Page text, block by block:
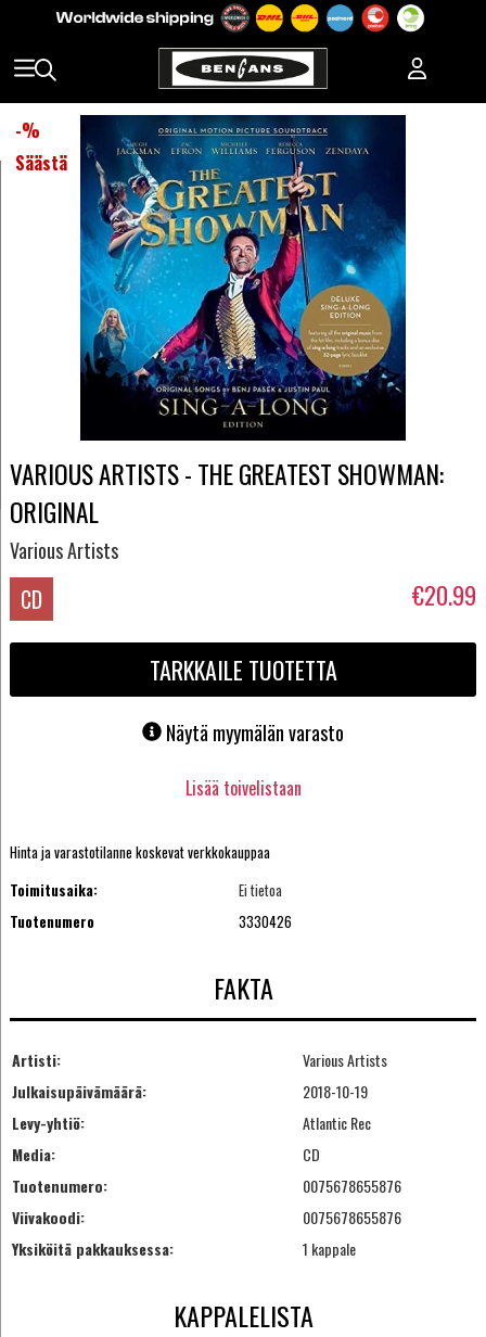
-%
Säästä
VARIOUS ARTISTS - THE GREATEST SHOWMAN:
ORIGINAL
Various Artists
CD €20.99
TARKKAILE TUOTETTA
Näytä myymälän varasto
Lisää toivelistaan
Hinta ja varastotilanne koskevat verkkokauppaa
Toimitusaika:
Ei tietoa
Tuotenumero
3330426
FAKTA
Artisti:
Various Artists
Julkaisupäivämäärä:
2018-10-19
Levy-yhtiö:
Atlantic Rec
Media:
CD
Tuotenumero:
0075678655876
Viivakoodi:
0075678655876
Yksiköitä pakkauksessa:
1 kappale
KAPPALELISTA